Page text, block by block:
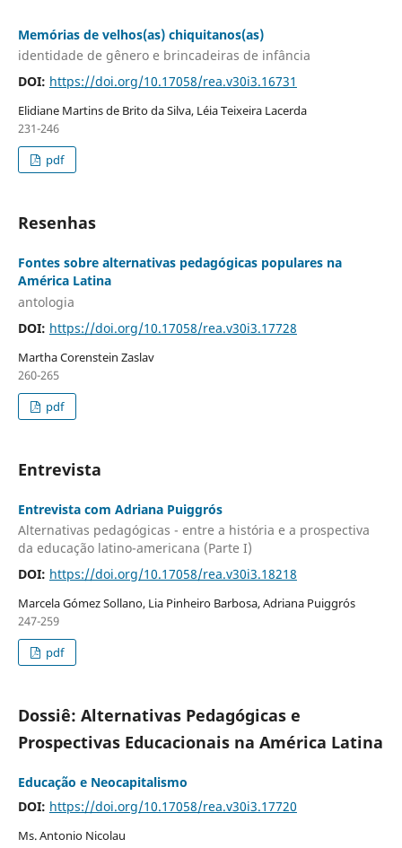
Memórias de velhos(as) chiquitanos(as)
identidade de gênero e brincadeiras de infância
DOI: https://doi.org/10.17058/rea.v30i3.16731
Elidiane Martins de Brito da Silva, Léia Teixeira Lacerda
231-246
pdf
Resenhas
Fontes sobre alternativas pedagógicas populares na
América Latina
antologia
DOI: https://doi.org/10.17058/rea.v30i3.17728
Martha Corenstein Zaslav
260-265
pdf
Entrevista
Entrevista com Adriana Puiggrós
Alternativas pedagógicas - entre a história e a prospectiva
da educação latino-americana (Parte I)
DOI: https://doi.org/10.17058/rea.v30i3.18218
Marcela Gómez Sollano, Lia Pinheiro Barbosa, Adriana Puiggrós
247-259
pdf
Dossiê: Alternativas Pedagógicas e
Prospectivas Educacionais na América Latina
Educação e Neocapitalismo
DOI: https://doi.org/10.17058/rea.v30i3.17720
Ms. Antonio Nicolau